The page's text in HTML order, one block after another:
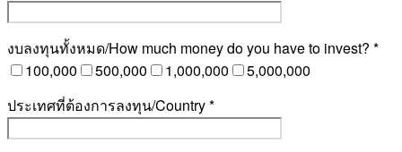
งบลงทุนทั้งหมด/How much money do you have to invest? *
100,000
500,000 1,000,000
5,000,000
ประเทศที่ต้องการลงทุน/Country *